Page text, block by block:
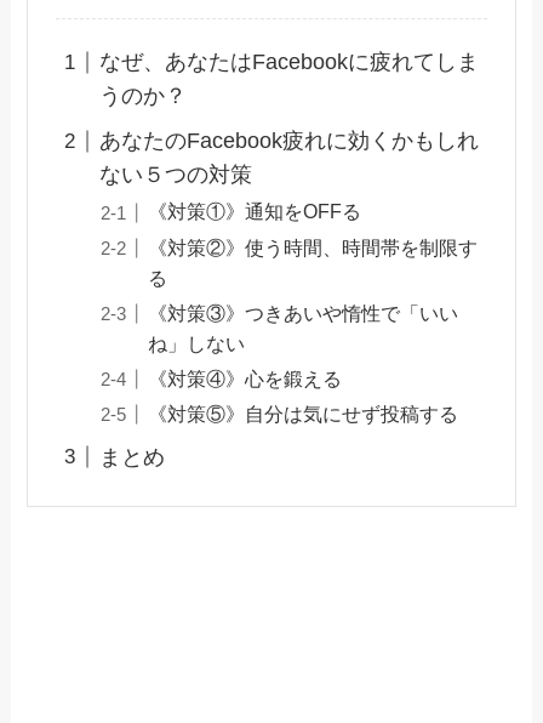
なぜ、あなたはFacebookに疲れてしま
うのか？
あなたのFacebook疲れに効くかもしれ
ない５つの対策
《対策①》通知をOFFる
《対策②》使う時間、時間帯を制限す
る
《対策③》つきあいや惰性で「いい
ね」しない
《対策④》心を鍛える
《対策⑤》自分は気にせず投稿する
まとめ